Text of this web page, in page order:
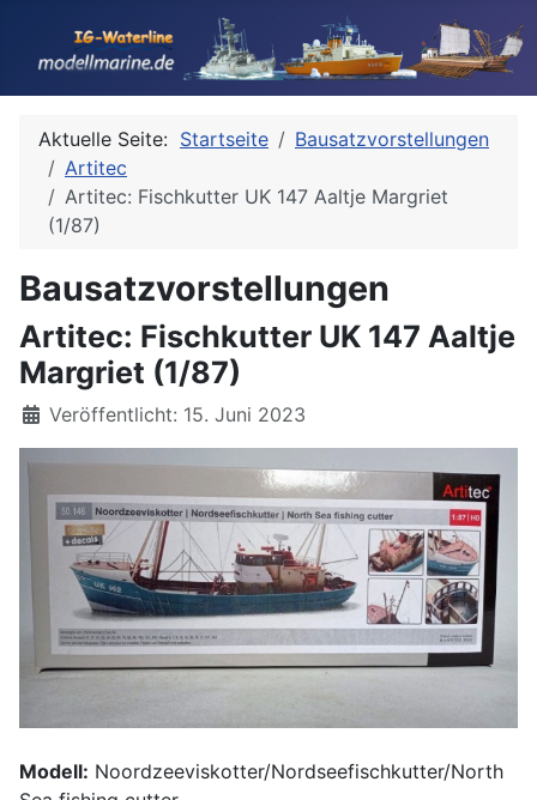
Aktuelle Seite: Startseite
Bausatzvorstellungen
Artitec
Artitec: Fischkutter UK 147 Aaltje Margriet
(1/87)
Bausatzvorstellungen
Artitec: Fischkutter UK 147 Aaltje
Margriet (1/87)
Details
Veröffentlicht: 15. Juni 2023
Modell: Noordzeeviskotter/Nordseefischkutter/North